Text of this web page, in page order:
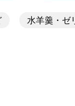
水羊羹・ゼ